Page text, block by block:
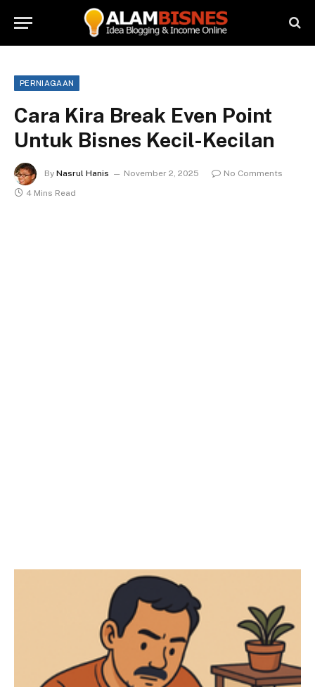
PERNIAGAAN
Cara Kira Break Even Point
Untuk Bisnes Kecil-Kecilan
By Nasrul Hanis November 2, 2025
No Comments
4 Mins Read